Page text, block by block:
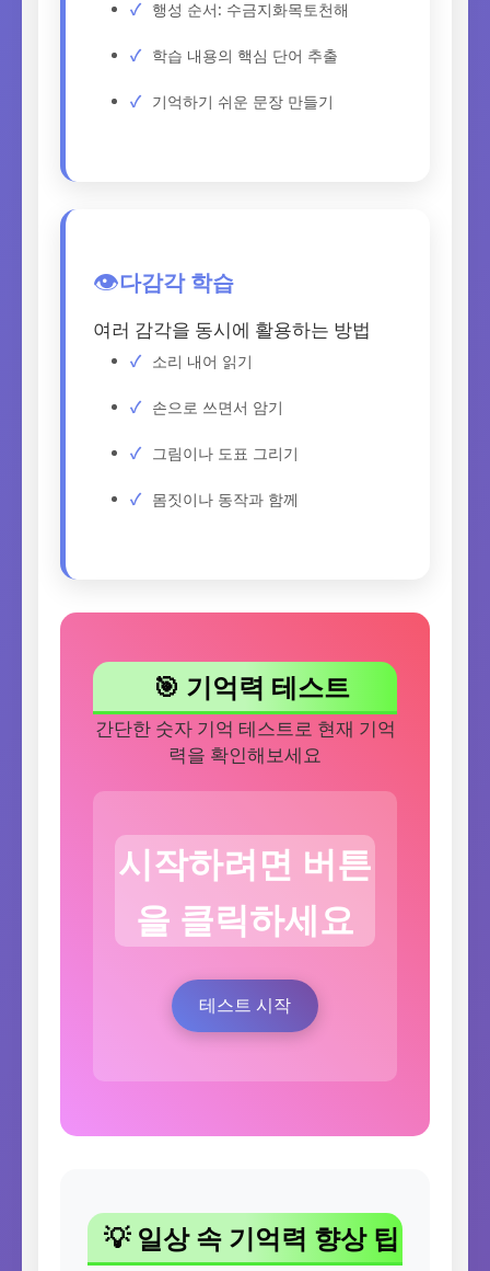
행성 순서: 수금지화목토천해
학습 내용의 핵심 단어 추출
기억하기 쉬운 문장 만들기
👁️다감각 학습
여러 감각을 동시에 활용하는 방법
소리 내어 읽기
손으로 쓰면서 암기
그림이나 도표 그리기
몸짓이나 동작과 함께
🎯 기억력 테스트
간단한 숫자 기억 테스트로 현재 기억
력을 확인해보세요
시작하려면 버튼
을 클릭하세요
테스트 시작
💡 일상 속 기억력 향상 팁